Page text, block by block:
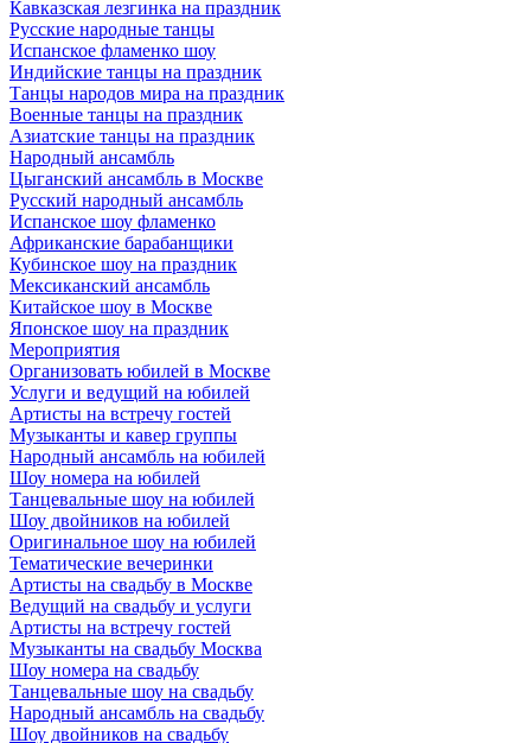
Кавказская лезгинка на праздник
Русские народные танцы
Испанское фламенко шоу
Индийские танцы на праздник
Танцы народов мира на праздник
Военные танцы на праздник
Азиатские танцы на праздник
Народный ансамбль
Цыганский ансамбль в Москве
Русский народный ансамбль
Испанское шоу фламенко
Африканские барабанщики
Кубинское шоу на праздник
Мексиканский ансамбль
Китайское шоу в Москве
Японское шоу на праздник
Мероприятия
Организовать юбилей в Москве
Услуги и ведущий на юбилей
Артисты на встречу гостей
Музыканты и кавер группы
Народный ансамбль на юбилей
Шоу номера на юбилей
Танцевальные шоу на юбилей
Шоу двойников на юбилей
Оригинальное шоу на юбилей
Тематические вечеринки
Артисты на свадьбу в Москве
Ведущий на свадьбу и услуги
Артисты на встречу гостей
Музыканты на свадьбу Москва
Шоу номера на свадьбу
Танцевальные шоу на свадьбу
Народный ансамбль на свадьбу
Шоу двойников на свадьбу